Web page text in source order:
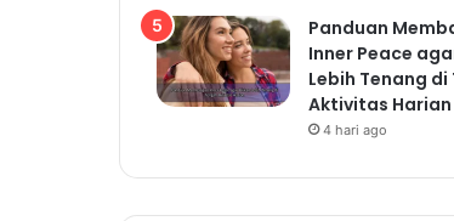
Panduan
Inner Peace
Lebih Tenang di
Aktivitas Harian
4 hari ago